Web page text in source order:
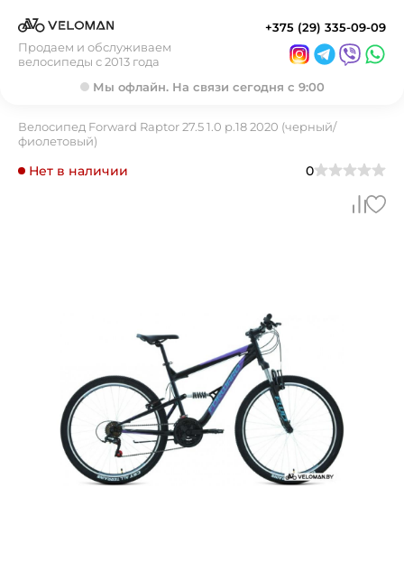
Продаем и обслуживаем
велосипеды с 2013 года
+375 (29) 335-09-09
Мы офлайн. На связи сегодня с 9:00
Велосипед Forward Raptor 27.5 1.0 р.18 2020 (черный/
фиолетовый)
Нет в наличии 0